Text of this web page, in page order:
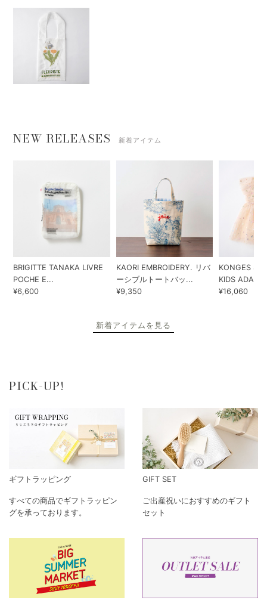
NEW RELEASES 新着アイテム
BRIGITTE TANAKA LIVRE
POCHE E...
¥6,600
KAORI EMBROIDERY. リバ
ーシブルトートバッ...
¥9,350
KONGES
KIDS ADA...
¥16,060
新着アイテムを見る
PICK-UP!
ギフトラッピング
すべての商品でギフトラッピン
グを承っております。
GIFT SET
ご出産祝いにおすすめのギフト
セット